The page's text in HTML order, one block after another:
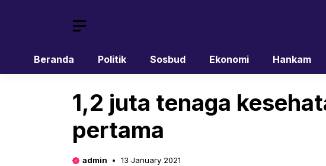
Beranda Politik Sosbud Ekonomi Hankam
1,2 juta tenaga
pertama
admin 13 January 2021